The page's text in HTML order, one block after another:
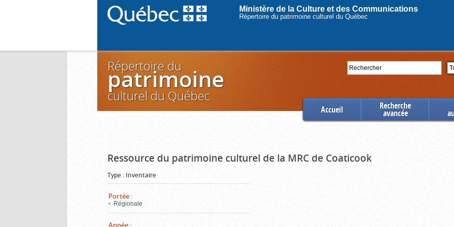
Ministère de la Culture et des Communications
Répertoire du patrimoine culturel du Québec
Rechercher
Répertoire du
patrimoine
culturel du Québec
Accueil Recherche
avancée
Ressource du patrimoine culturel de la MRC de Coaticook
Type : Inventaire
Portée :
Régionale